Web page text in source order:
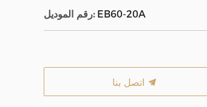
رقم الموديل: EB60-20A